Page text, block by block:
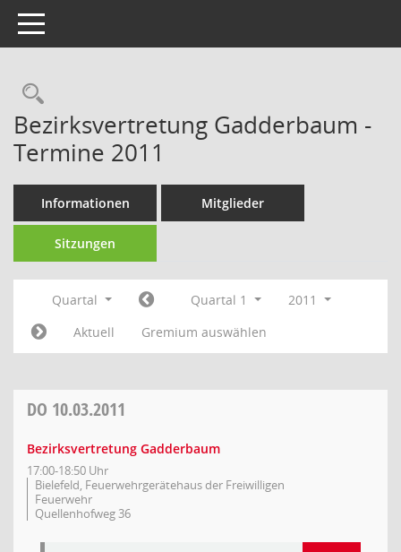
Toggle navigation
Rechercheauswahl
Bezirksvertretung Gadderbaum -
Termine 2011
Informationen Mitglieder
Sitzungen
Quartal Quartal 1
2011
Aktuell
Gremium auswählen
DO 10.03.2011
Bezirksvertretung Gadderbaum
17:00-18:50 Uhr
Bielefeld, Feuerwehrgerätehaus der Freiwilligen
Feuerwehr
Quellenhofweg 36